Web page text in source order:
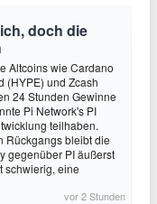
doch die
Altcoins wie Cardano
(HYPE) und Zcash
24 Stunden Gewinne
Pi Network's PI
teilhaben.
Rückgangs bleibt die
gegenüber PI äußerst
schwierig, eine
vor 2 Stunden